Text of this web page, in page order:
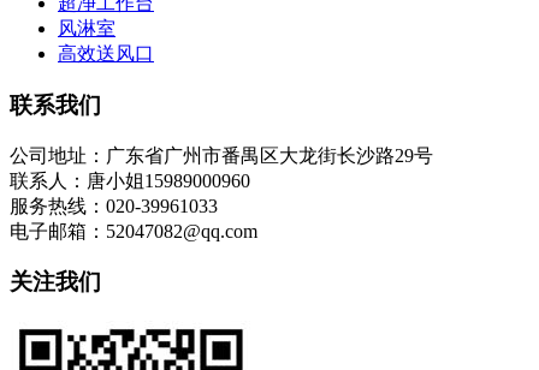
风淋室
高效送风口
联系我们
公司地址：广东省广州市番禺区大龙街长沙路29号
联系人：唐小姐15989000960
服务热线：020-39961033
电子邮箱：52047082@qq.com
关注我们